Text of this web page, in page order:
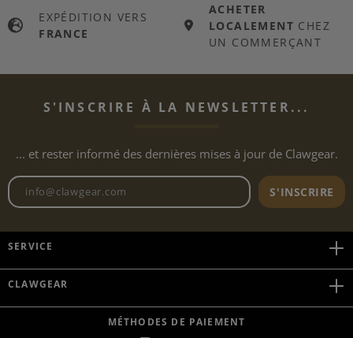
EXPÉDITION VERS
FRANCE
ACHETER
LOCALEMENT CHEZ
UN COMMERÇANT
S'INSCRIRE À LA NEWSLETTER...
... et rester informé des dernières mises à jour de Clawgear.
Adresse e-mail de laS'INSCRIRE
SERVICE
CLAWGEAR
MÉTHODES DE PAIEMENT